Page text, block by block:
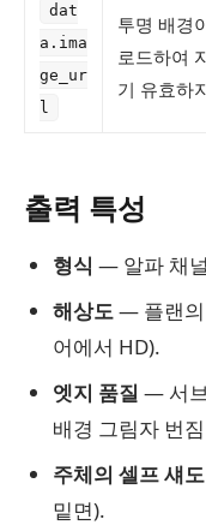
dat
a.ima
ge_ur
l
투명 배경
로드하여
기 유효하
출력 특성
형식 — 알파 채
해상도— 플랜의
어에서 HD).
엣지 품질 — 서
배경 그림자 번
주체의 셀프 섀도
밑면).